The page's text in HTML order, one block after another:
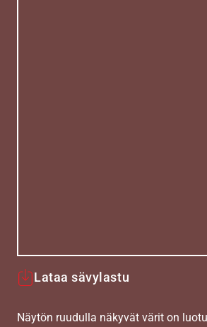
Lataa sävylastu
Näytön ruudulla näkyvät värit on